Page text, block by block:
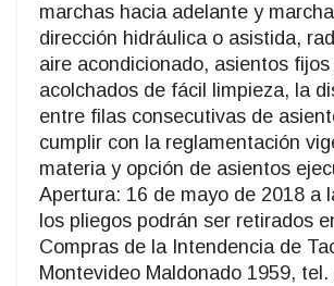
marchas hacia adelante y
dirección hidráulica o asistida,
aire acondicionado, asientos
acolchados de fácil limpieza, la
entre filas consecutivas de
cumplir con la reglamentación
materia y opción de asientos
Apertura: 16 de mayo de 2018 a
los pliegos podrán ser retirados
Compras de la Intendencia de
Montevideo Maldonado 1959,